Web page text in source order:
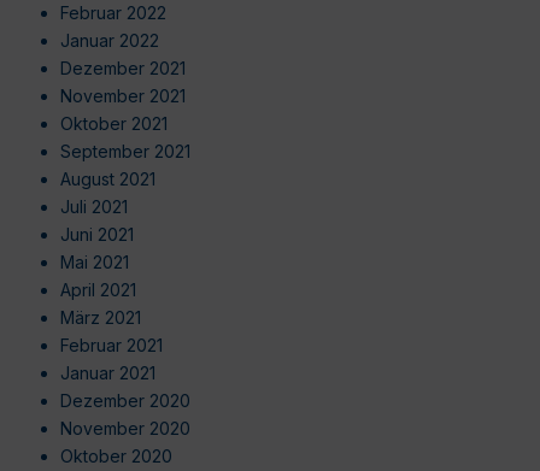
Februar 2022
Januar 2022
Dezember 2021
November 2021
Oktober 2021
September 2021
August 2021
Juli 2021
Juni 2021
Mai 2021
April 2021
März 2021
Februar 2021
Januar 2021
Dezember 2020
November 2020
Oktober 2020